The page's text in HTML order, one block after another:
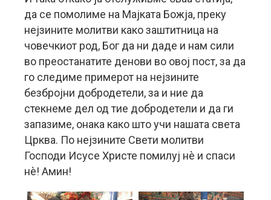
да се помолиме на Мајката Божја, преку
нејзините молитви како заштитница на
човечкиот род, Бог да ни даде и нам сили
во преостанатите денови во овој пост, за да
го следиме примерот на нејзините
безбројни добродетели, за и ние да
стекнеме дел од тие добродетели и да ги
запазиме, онака како што учи нашата света
Црква. По нејзините Свети молитви
Господи Исусе Христе помилуј нè и спаси
нè! Амин!